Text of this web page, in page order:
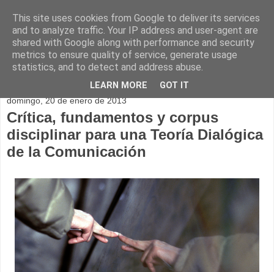
domingo, 20 de enero de 2013
Crítica, fundamentos y corpus
disciplinar para una Teoría Dialógica
de la Comunicación
This site uses cookies from Google to deliver its services
and to analyze traffic. Your IP address and user-agent are
shared with Google along with performance and security
metrics to ensure quality of service, generate usage
statistics, and to detect and address abuse.
LEARN MORE GOT IT